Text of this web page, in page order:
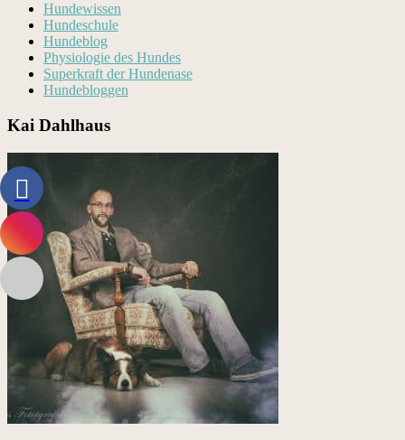
Hundewissen
Hundeschule
Hundeblog
Physiologie des Hundes
Superkraft der Hundenase
Hundebloggen
Kai Dahlhaus